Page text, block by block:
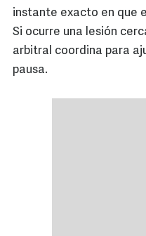
instante exacto en que
Si ocurre una lesión
arbitral coordina para
pausa.